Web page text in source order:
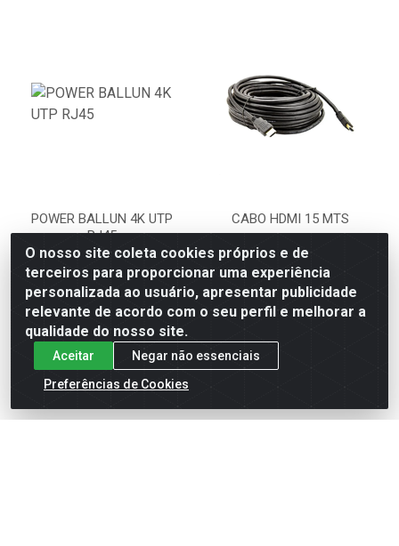
POWER BALLUN 4K UTP
RJ45
Código: 5283
Embalagem: UNIDADE
VER PREÇO
CABO HDMI 15 MTS
Código: 3357
Embalagem: UNIDADE
VER PREÇO
O nosso site coleta cookies próprios e de
terceiros para proporcionar uma experiência
personalizada ao usuário, apresentar publicidade
relevante de acordo com o seu perfil e melhorar a
qualidade do nosso site.
Aceitar
Negar não essenciais
Preferências de Cookies